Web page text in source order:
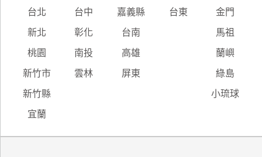
台北 台中 嘉義縣 台東 金門
新北 彰化 台南 馬祖
桃園 南投 高雄 蘭嶼
新竹市 雲林 屏東 綠島
新竹縣 小琉球
宜蘭